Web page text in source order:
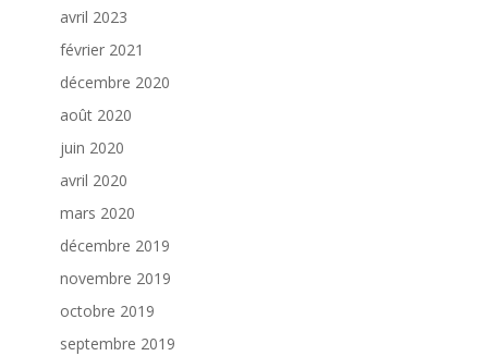
avril 2023
février 2021
décembre 2020
août 2020
juin 2020
avril 2020
mars 2020
décembre 2019
novembre 2019
octobre 2019
septembre 2019